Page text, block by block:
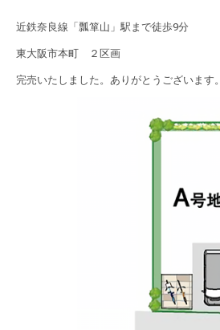
近鉄奈良線「瓢箪山」駅まで徒歩9分
東大阪市本町 ２区画
完売いたしました。ありがとうございます。